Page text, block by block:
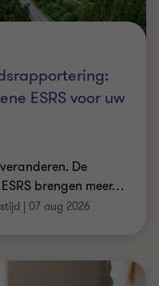
ESRS voor uw
De
brengen meer…
| 07 aug 2026